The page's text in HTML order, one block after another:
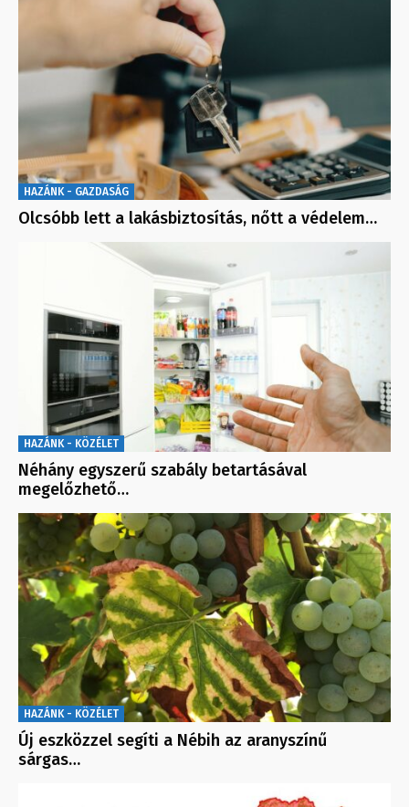
HAZÁNK - GAZDASÁG
Olcsóbb lett a lakásbiztosítás, nőtt a védelem…
HAZÁNK - KÖZÉLET
Néhány egyszerű szabály betartásával
megelőzhető…
HAZÁNK - KÖZÉLET
Új eszközzel segíti a Nébih az aranyszínű
sárgas…